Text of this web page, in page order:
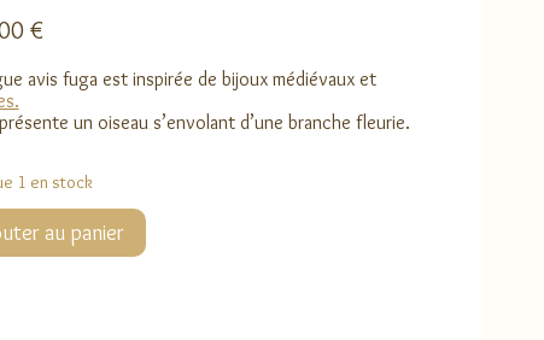
€
avis fuga est inspirée de bijoux médiévaux et
un oiseau s’envolant d’une branche fleurie.
1 en stock
au panier